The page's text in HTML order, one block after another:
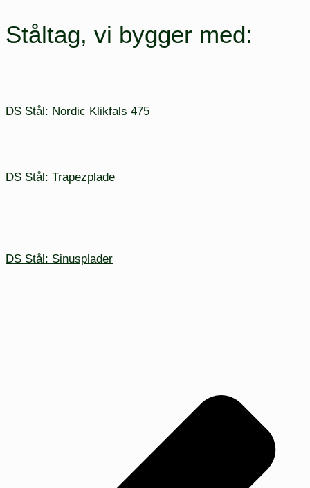
Ståltag, vi bygger med:
DS Stål: Nordic Klikfals 475
DS Stål: Trapezplade
DS Stål: Sinusplader